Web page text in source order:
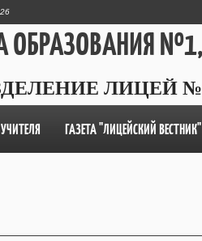
ОБРАЗОВАНИЯ
ЛИЦЕЙ
ГАЗЕТА "ЛИЦЕЙСКИЙ ВЕСТНИК"